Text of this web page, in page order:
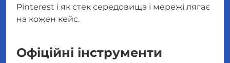
Pinterest і як стек середовища і мережі лягає
на кожен кейс.
Офіційні інструменти